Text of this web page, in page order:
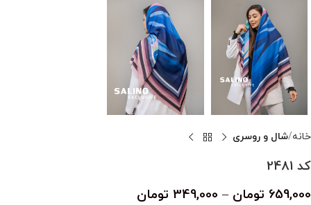
خانه شال و روسری
کد 2481
659,000 تومان –
349,000 تومان